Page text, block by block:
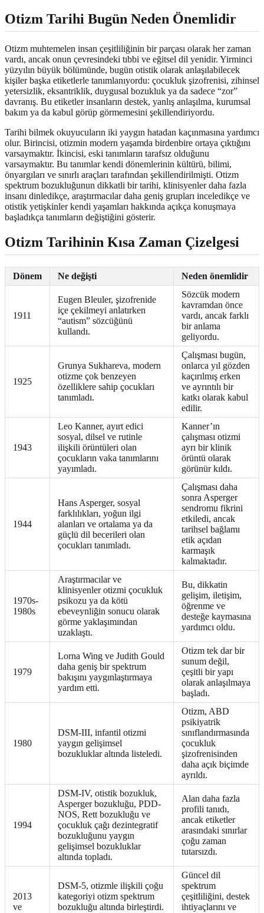
Otizm Tarihi Bugün Neden Önemlidir
Otizm muhtemelen insan çeşitliliğinin bir parçası olarak her zaman
vardı, ancak onun çevresindeki tıbbi ve eğitsel dil yenidir. Yirminci
yüzyılın büyük bölümünde, bugün otistik olarak anlaşılabilecek
kişiler başka etiketlerle tanımlanıyordu: çocukluk şizofrenisi, zihinsel
yetersizlik, eksantriklik, duygusal bozukluk ya da sadece “zor”
davranış. Bu etiketler insanların destek, yanlış anlaşılma, kurumsal
bakım ya da kabul görüp görmemesini şekillendiriyordu.
Tarihi bilmek okuyucuların iki yaygın hatadan kaçınmasına yardımcı
olur. Birincisi, otizmin modern yaşamda birdenbire ortaya çıktığını
varsaymaktır. İkincisi, eski tanımların tarafsız olduğunu
varsaymaktır. Bu tanımlar kendi dönemlerinin kültürü, bilimi,
önyargıları ve sınırlı araçları tarafından şekillendirilmişti. Otizm
spektrum bozukluğunun dikkatli bir tarihi, klinisyenler daha fazla
insanı dinledikçe, araştırmacılar daha geniş grupları inceledikçe ve
otistik yetişkinler kendi yaşamları hakkında açıkça konuşmaya
başladıkça tanımların değiştiğini gösterir.
Otizm Tarihinin Kısa Zaman Çizelgesi
Dönem Ne değişti Neden önemlidir
1911
Eugen Bleuler, şizofrenide
içe çekilmeyi anlatırken
“autism” sözcüğünü
kullandı.
Sözcük modern
kavramdan önce
vardı, ancak farklı
bir anlama
geliyordu.
1925
Grunya Sukhareva, modern
otizme çok benzeyen
özelliklere sahip çocukları
tanımladı.
Çalışması bugün,
onlarca yıl gözden
kaçırılmış erken
ve ayrıntılı bir
katkı olarak kabul
edilir.
1943
Leo Kanner, ayırt edici
sosyal, dilsel ve rutinle
ilişkili örüntüleri olan
çocukların vaka tanımlarını
yayımladı.
Kanner’ın
çalışması otizmi
ayrı bir klinik
örüntü olarak
görünür kıldı.
1944
Hans Asperger, sosyal
farklılıkları, yoğun ilgi
alanları ve ortalama ya da
güçlü dil becerileri olan
çocukları tanımladı.
Çalışması daha
sonra Asperger
sendromu fikrini
etkiledi, ancak
tarihsel bağlamı
etik açıdan
karmaşık
kalmaktadır.
1970s-
1980s
Araştırmacılar ve
klinisyenler otizmi çocukluk
psikozu ya da kötü
ebeveynliğin sonucu olarak
görme yaklaşımından
uzaklaştı.
Bu, dikkatin
gelişim, iletişim,
öğrenme ve
desteğe kaymasına
yardımcı oldu.
1979
Lorna Wing ve Judith Gould
daha geniş bir spektrum
bakışını yaygınlaştırmaya
yardım etti.
Otizm tek dar bir
sunum değil,
çeşitli bir yapı
olarak anlaşılmaya
başladı.
1980
DSM-III, infantil otizmi
yaygın gelişimsel
bozukluklar altında listeledi.
Otizm, ABD
psikiyatrik
sınıflandırmasında
çocukluk
şizofrenisinden
daha açık biçimde
ayrıldı.
1994
DSM-IV, otistik bozukluk,
Asperger bozukluğu, PDD-
NOS, Rett bozukluğu ve
çocukluk çağı dezintegratif
bozukluğunu yaygın
gelişimsel bozukluklar
altında topladı.
Alan daha fazla
profili tanıdı,
ancak etiketler
arasındaki sınırlar
çoğu zaman
tutarsızdı.
2013
ve
DSM-5, otizmle ilişkili çoğu
kategoriyi otizm spektrum
bozukluğu altında birleştirdi.
Güncel dil
spektrum
çeşitliliğini, destek
ihtiyaçlarını ve